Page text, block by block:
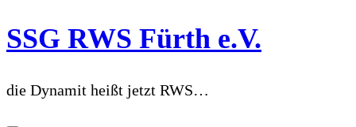
Zum
Inhalt
SSG RWS Fürth e.V.
die Dynamit heißt jetzt RWS…